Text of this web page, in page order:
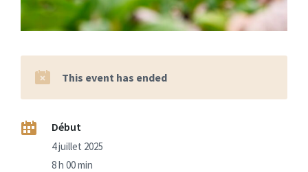
This event has ended
Début
4 juillet 2025
8 h 00 min